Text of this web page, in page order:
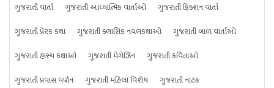
ગુજરાતી વાર્તા ગુજરાતી આધ્યાત્મિક વાર્તાઓ
ગુજરાતી ફિક્શન વાર્તા
ગુજરાતી પ્રેરક કથા
ગુજરાતી ક્લાસિક નવલકથાઓ
ગુજરાતી બાળ વાર્તાઓ
ગુજરાતી હાસ્ય કથાઓ
ગુજરાતી મેગેઝિન
ગુજરાતી કવિતાઓ
ગુજરાતી પ્રવાસ વર્ણન
ગુજરાતી મહિલા વિશેષ
ગુજરાતી નાટક